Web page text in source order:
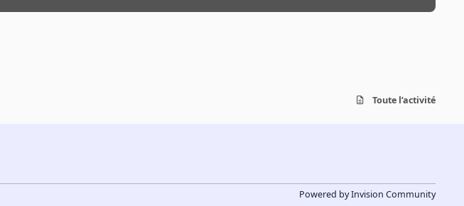
Toute l’activité
Powered byInvision Community